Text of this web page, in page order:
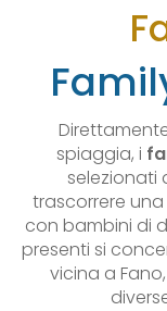
spiaggia, i
selezionati
trascorrere
con bambini di
presenti si
vicina a